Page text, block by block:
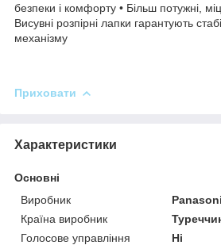
безпеки і комфорту • Більш потужні,
Висувні розпірні лапки гарантують
механізму
Приховати
Характеристики
Основні
Виробник
Країна виробник
Голосове управління
Ні